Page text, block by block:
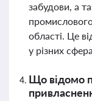
забудови, а
області. Це
у різних
Що відомо